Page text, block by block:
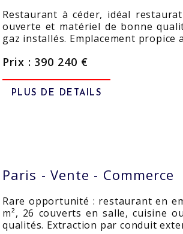
Restaurant à céder, idéal
ouverte et matériel de bonne
gaz installés. Emplacement propice
Prix : 390 240 €
PLUS DE DETAILS
Paris - Vente - Commerce
Rare opportunité : restaurant en
m², 26 couverts en salle, cuisine
qualités. Extraction par conduit